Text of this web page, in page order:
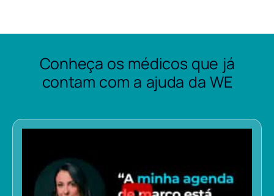
Conheça os médicos que já
contam com a ajuda da WE